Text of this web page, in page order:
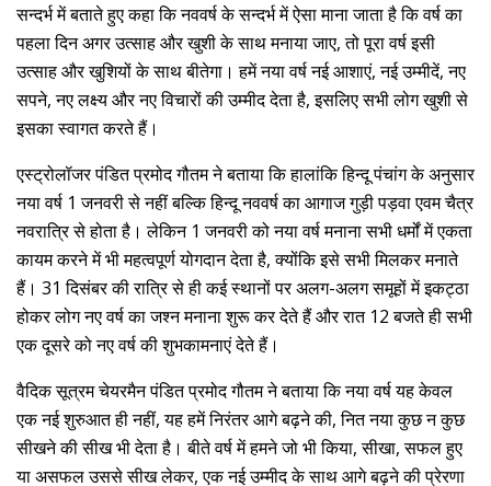
सन्दर्भ में बताते हुए कहा कि नववर्ष के सन्दर्भ में ऐसा माना जाता है कि वर्ष का
पहला दिन अगर उत्साह और खुशी के साथ मनाया जाए, तो पूरा वर्ष इसी
उत्साह और खुशियों के साथ बीतेगा। हमें नया वर्ष नई आशाएं, नई उम्मीदें, नए
सपने, नए लक्ष्य और नए विचारों की उम्मीद देता है, इसलिए सभी लोग खुशी से
इसका स्वागत करते हैं।
एस्ट्रोलॉजर पंडित प्रमोद गौतम ने बताया कि हालांकि हिन्दू पंचांग के अनुसार
नया वर्ष 1 जनवरी से नहीं बल्कि हिन्दू नववर्ष का आगाज गुड़ी पड़वा एवम चैत्र
नवरात्रि से होता है। लेकिन 1 जनवरी को नया वर्ष मनाना सभी धर्मों में एकता
कायम करने में भी महत्वपूर्ण योगदान देता है, क्योंकि इसे सभी मिलकर मनाते
हैं। 31 दिसंबर की रात्रि से ही कई स्थानों पर अलग-अलग समूहों में इकट्ठा
होकर लोग नए वर्ष का जश्न मनाना शुरू कर देते हैं और रात 12 बजते ही सभी
एक दूसरे को नए वर्ष की शुभकामनाएं देते हैं।
वैदिक सूत्रम चेयरमैन पंडित प्रमोद गौतम ने बताया कि नया वर्ष यह केवल
एक नई शुरुआत ही नहीं, यह हमें निरंतर आगे बढ़ने की, नित नया कुछ न कुछ
सीखने की सीख भी देता है। बीते वर्ष में हमने जो भी किया, सीखा, सफल हुए
या असफल उससे सीख लेकर, एक नई उम्मीद के साथ आगे बढ़ने की प्रेरणा